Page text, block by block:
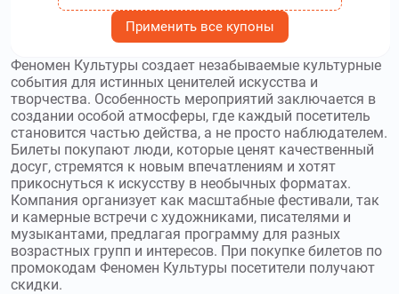
Применить все купоны
Феномен Культуры создает незабываемые культурные
события для истинных ценителей искусства и
творчества. Особенность мероприятий заключается в
создании особой атмосферы, где каждый посетитель
становится частью действа, а не просто наблюдателем.
Билеты покупают люди, которые ценят качественный
досуг, стремятся к новым впечатлениям и хотят
прикоснуться к искусству в необычных форматах.
Компания организует как масштабные фестивали, так
и камерные встречи с художниками, писателями и
музыкантами, предлагая программу для разных
возрастных групп и интересов. При покупке билетов по
промокодам Феномен Культуры посетители получают
скидки.